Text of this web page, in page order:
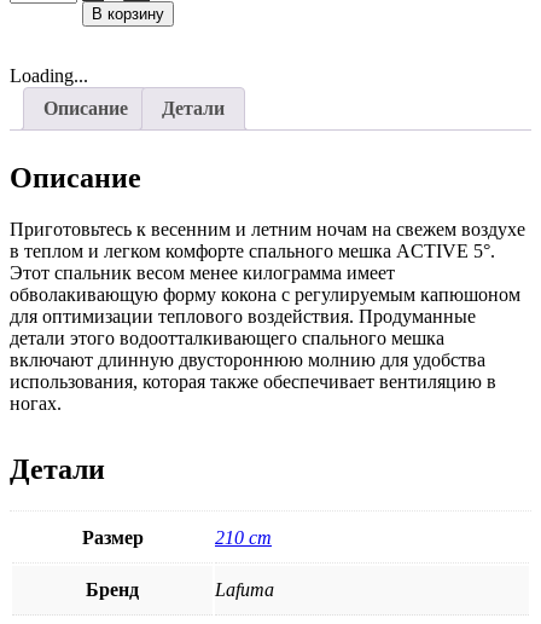
В корзину
Loading...
Описание
Детали
Описание
Приготовьтесь к весенним и летним ночам на свежем воздухе
в теплом и легком комфорте спального мешка ACTIVE 5°.
Этот спальник весом менее килограмма имеет
обволакивающую форму кокона с регулируемым капюшоном
для оптимизации теплового воздействия. Продуманные
детали этого водоотталкивающего спального мешка
включают длинную двустороннюю молнию для удобства
использования, которая также обеспечивает вентиляцию в
ногах.
Детали
Размер 210 cm
Бренд Lafuma